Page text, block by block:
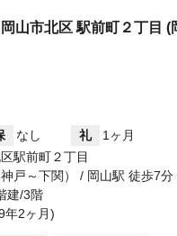
岡山市北区 駅前町２丁目 (
なし 礼
1ヶ月
駅前町２丁目
神戸～下関） / 岡山駅 徒歩7分
建/3階
年2ヶ月)